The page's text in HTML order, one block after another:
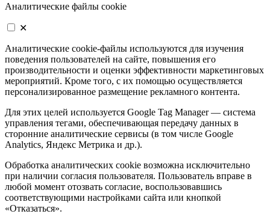
Аналитические файлы cookie
✕
Аналитические cookie-файлы используются для изучения
поведения пользователей на сайте, повышения его
производительности и оценки эффективности маркетинговых
мероприятий. Кроме того, с их помощью осуществляется
персонализированное размещение рекламного контента.
Для этих целей используется Google Tag Manager — система
управления тегами, обеспечивающая передачу данных в
сторонние аналитические сервисы (в том числе Google
Analytics, Яндекс Метрика и др.).
Обработка аналитических cookie возможна исключительно
при наличии согласия пользователя. Пользователь вправе в
любой момент отозвать согласие, воспользовавшись
соответствующими настройками сайта или кнопкой
«Отказаться».